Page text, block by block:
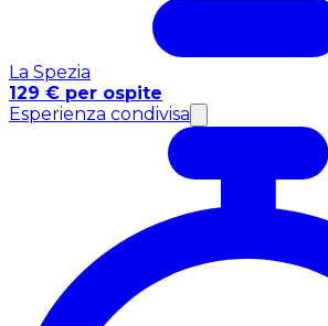
La Spezia
129 € per ospite
Esperienza condivisa